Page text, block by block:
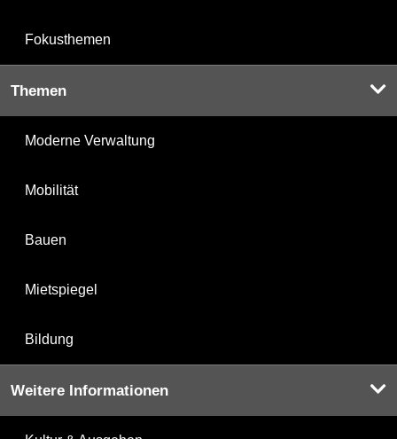
Fokusthemen
Themen
Moderne Verwaltung
Mobilität
Bauen
Mietspiegel
Bildung
Weitere Informationen